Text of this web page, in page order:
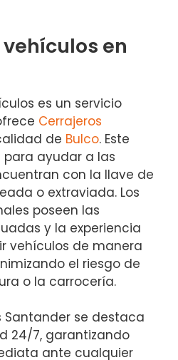
en
es un servicio
Cerrajeros
de Bulco. Este
para ayudar a las
con la llave de
o extraviada. Los
poseen las
y la experiencia
vehículos de manera
el riesgo de
o la carrocería.
Santander se destaca
24/7, garantizando
ante cualquier